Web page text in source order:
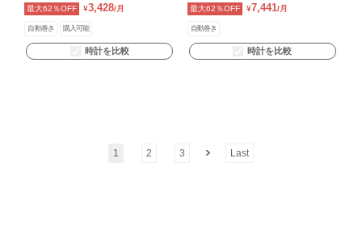
最大62％OFF ¥3,428/月
自動巻き 購入可能
時計を比較
最大62％OFF ¥7,441/月
自動巻き
時計を比較
1 2 3 Last